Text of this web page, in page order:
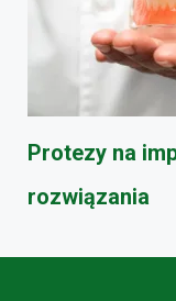
Protezy na
rozwiązania